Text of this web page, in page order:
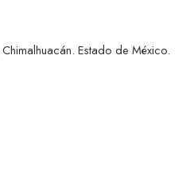
Estado de México.